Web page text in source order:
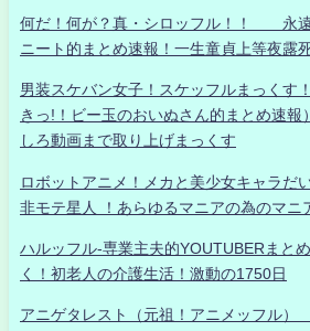
何だ！何が？真・シロッフル！！ 永
ニート的まとめ速報！一生童貞上等夜露
男装スケバン女子！スケッフルまっくす
きっ!！ビー玉のおいぬさん的まとめ速
しろ動画まで取り上げまっくす
ロボットアニメ！メカと美少女キャラだ
非モテ星人 ！あらゆるマニアの為のマニ
ハルッフル-専業主夫的YOUTUBERまと
く！初老人の介護生活！激動の1750日
アニゲタレスト（元祖！アニメッフル